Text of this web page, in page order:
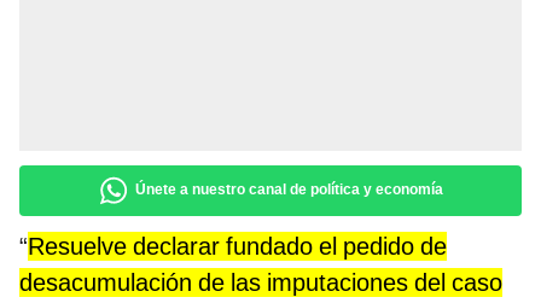
Únete a nuestro canal de política y economía
“Resuelve declarar fundado el pedido de
desacumulación de las imputaciones del caso